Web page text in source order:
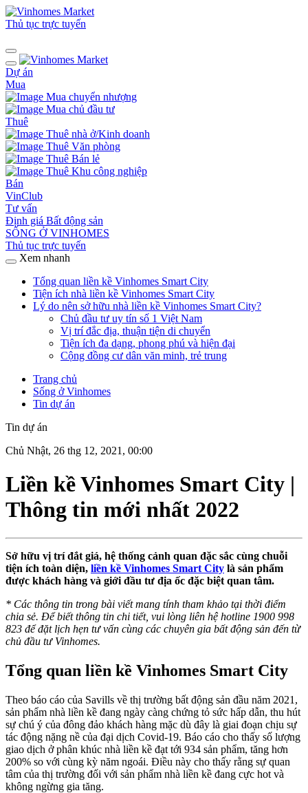
Thủ tục trực tuyến
Dự án
Mua
Mua chuyển nhượng
Mua chủ đầu tư
Thuê
Thuê nhà ở/Kinh doanh
Thuê Văn phòng
Thuê Bán lẻ
Thuê Khu công nghiệp
Bán
VinClub
Tư vấn
Định giá Bất động sản
SỐNG Ở VINHOMES
Thủ tục trực tuyến
Xem nhanh
Tổng quan liền kề Vinhomes Smart City
Tiện ích nhà liền kề Vinhomes Smart City
Lý do nên sở hữu nhà liền kề Vinhomes Smart City?
Chủ đầu tư uy tín số 1 Việt Nam
Vị trí đắc địa, thuận tiện di chuyển
Tiện ích đa dạng, phong phú và hiện đại
Cộng đồng cư dân văn minh, trẻ trung
Trang chủ
Sống ở Vinhomes
Tin dự án
Tin dự án
Chủ Nhật, 26 thg 12, 2021, 00:00
Liền kề Vinhomes Smart City |
Thông tin mới nhất 2022
Sở hữu vị trí đắt giá, hệ thống cảnh quan đặc sắc cùng chuỗi
tiện ích toàn diện, liền kề Vinhomes Smart City là sản phẩm
được khách hàng và giới đầu tư địa ốc đặc biệt quan tâm.
* Các thông tin trong bài viết mang tính tham khảo tại thời điểm
chia sẻ. Để biết thông tin chi tiết, vui lòng liên hệ hotline 1900 998
823 để đặt lịch hẹn tư vấn cùng các chuyên gia bất động sản đến từ
chủ đầu tư Vinhomes.
Tổng quan liền kề Vinhomes Smart City
Theo báo cáo của Savills về thị trường bất động sản đầu năm 2021,
sản phẩm nhà liền kề đang ngày càng chứng tỏ sức hấp dẫn, thu hút
sự chú ý của đông đảo khách hàng mặc dù đây là giai đoạn chịu sự
tác động nặng nề của đại dịch Covid-19. Báo cáo cho thấy số lượng
giao dịch ở phân khúc nhà liền kề đạt tới 934 sản phẩm, tăng hơn
200% so với cùng kỳ năm ngoái. Điều này cho thấy rằng sự quan
tâm của thị trường đối với sản phẩm nhà liền kề đang cực hot và
không ngừng gia tăng.